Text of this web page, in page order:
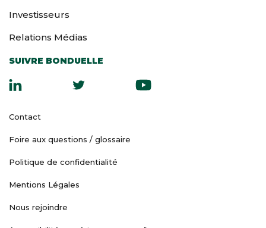
Investisseurs
Relations Médias
SUIVRE BONDUELLE
Contact
Foire aux questions / glossaire
Politique de confidentialité
Mentions Légales
Nous rejoindre